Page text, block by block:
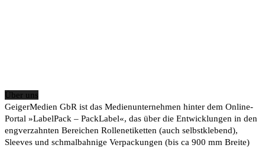
Über uns
GeigerMedien GbR ist das Medienunternehmen hinter dem Online-
Portal »LabelPack – PackLabel«, das über die Entwicklungen in den
engverzahnten Bereichen Rollenetiketten (auch selbstklebend),
Sleeves und schmalbahnige Verpackungen (bis ca 900 mm Breite)